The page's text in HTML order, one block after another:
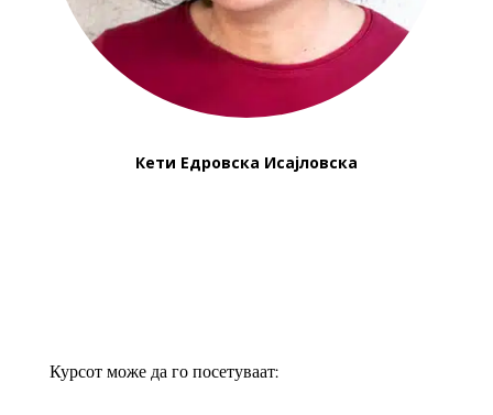
Кети Едровска Исајловска
Курсот може да го посетуваат: